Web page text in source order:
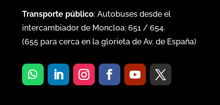
Transporte público: Autobuses desde el
intercambiador de Moncloa: 651/ 654.
(655para cerca en la glorieta de Av. de España)